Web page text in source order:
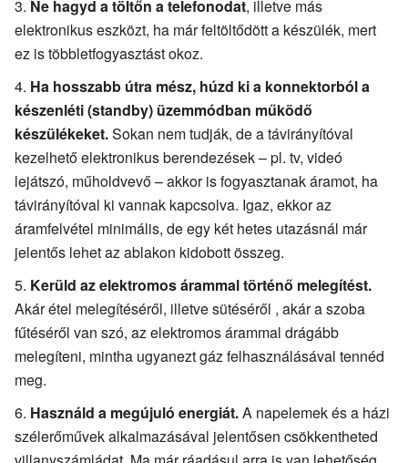
Ne hagyd a töltőn a telefonodat, illetve más
elektronikus eszközt, ha már feltöltődött a készülék, mert
ez is többletfogyasztást okoz.
Ha hosszabb útra mész, húzd ki a konnektorból a
készenléti (standby) üzemmódban működő
készülékeket.Sokan nem tudják, de a távirányítóval
kezelhető elektronikus berendezések – pl. tv, videó
lejátszó, műholdvevő – akkor is fogyasztanak áramot, ha
távirányítóval ki vannak kapcsolva. Igaz, ekkor az
áramfelvétel minimális, de egy két hetes utazásnál már
jelentős lehet az ablakon kidobott összeg.
Kerüld az elektromos árammal történő melegítést.
Akár étel melegítéséről, illetve sütéséről , akár a szoba
fűtéséről van szó, az elektromos árammal drágább
melegíteni, mintha ugyanezt gáz felhasználásával tennéd
meg.
Használd a megújuló energiát.A napelemek és a házi
szélerőművek alkalmazásával jelentősen csökkentheted